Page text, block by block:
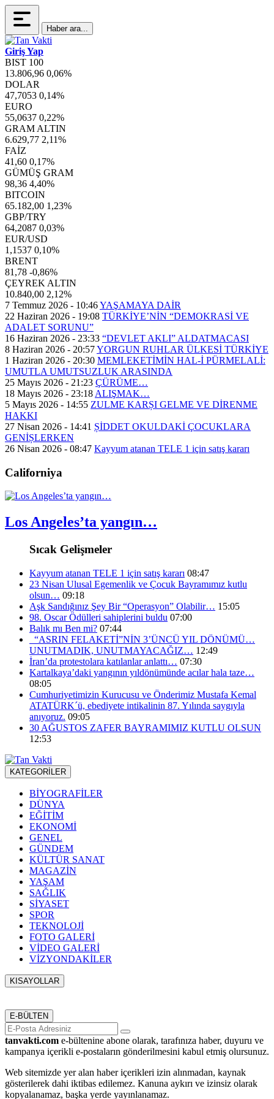
Haber ara...
Giriş Yap
BIST 100
13.806,96 0,06%
DOLAR
47,7053 0,14%
EURO
55,0637 0,22%
GRAM ALTIN
6.629,77 2,11%
FAİZ
41,60 0,17%
GÜMÜŞ GRAM
98,36 4,40%
BITCOIN
65.182,00 1,23%
GBP/TRY
64,2087 0,03%
EUR/USD
1,1537 0,10%
BRENT
81,78 -0,86%
ÇEYREK ALTIN
10.840,00 2,12%
7 Temmuz 2026 - 10:46YAŞAMAYA DAİR
22 Haziran 2026 - 19:08 TÜRKİYE’NİN “DEMOKRASİ VE
ADALET SORUNU”
16 Haziran 2026 - 23:33 “DEVLET AKLI” ALDATMACASI
8 Haziran 2026 - 20:57YORGUN RUHLAR ÜLKESİ TÜRKİYE
1 Haziran 2026 - 20:30 MEMLEKETİMİN HAL-İ PÜRMELALİ:
UMUTLA UMUTSUZLUK ARASINDA
25 Mayıs 2026 - 21:23 ÇÜRÜME…
18 Mayıs 2026 - 23:18 ALIŞMAK…
5 Mayıs 2026 - 14:55 ZULME KARȘI GELME VE DİRENME
HAKKI
27 Nisan 2026 - 14:41 ȘİDDET OKULDAKİ ÇOCUKLARA
GENİȘLERKEN
26 Nisan 2026 - 08:47 Kayyum atanan TELE 1 için satış kararı
Californiya
Los Angeles’ta yangın…
Sıcak Gelişmeler
Kayyum atanan TELE 1 için satış kararı 08:47
23 Nisan Ulusal Egemenlik ve Çocuk Bayramımız kutlu
olsun… 09:18
Aşk Sandığınız Şey Bir “Operasyon” Olabilir… 15:05
98. Oscar Ödülleri sahiplerini buldu 07:00
Balık mı Ben mi? 07:44
“ASRIN FELAKETİ”NİN 3’ÜNCÜ YIL DÖNÜMÜ…
UNUTMADIK, UNUTMAYACAĞIZ… 12:49
İran’da protestolara katılanlar anlattı… 07:30
Kartalkaya’daki yangının yıldönümünde acılar hala taze…
08:05
Cumhuriyetimizin Kurucusu ve Önderimiz Mustafa Kemal
ATATÜRK´ü, ebediyete intikalinin 87. Yılında saygıyla
anıyoruz. 09:05
30 AĞUSTOS ZAFER BAYRAMIMIZ KUTLU OLSUN
12:53
KATEGORİLER
BİYOGRAFİLER
DÜNYA
EĞİTİM
EKONOMİ
GENEL
GÜNDEM
KÜLTÜR SANAT
MAGAZİN
YAŞAM
SAĞLIK
SİYASET
SPOR
TEKNOLOJİ
FOTO GALERİ
VİDEO GALERİ
VİZYONDAKİLER
KISAYOLLAR
E-BÜLTEN
tanvakti.com e-bültenine abone olarak, tarafınıza haber, duyuru ve
kampanya içerikli e-postaların gönderilmesini kabul etmiş olursunuz.
Web sitemizde yer alan haber içerikleri izin alınmadan, kaynak
gösterilerek dahi iktibas edilemez. Kanuna aykırı ve izinsiz olarak
kopyalanamaz, başka yerde yayınlanamaz.